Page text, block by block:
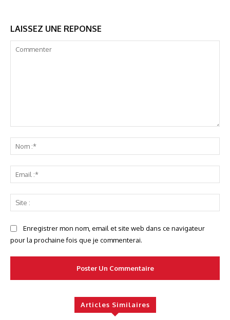
LAISSEZ UNE REPONSE
:*
:*
:
Enregistrer mon nom, email et site web dans ce navigateur
pour la prochaine fois que je commenterai.
Articles Similaires